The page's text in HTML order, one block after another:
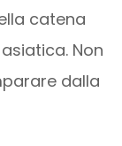
catena
Non
dalla